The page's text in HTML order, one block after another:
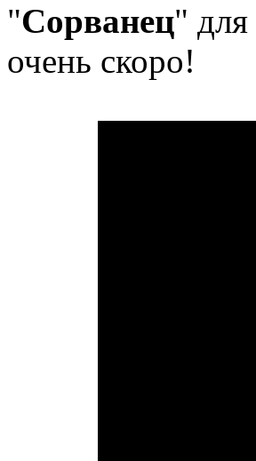
"Сорванец" для
очень скоро!